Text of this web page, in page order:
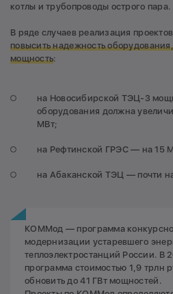
котлы и трубопроводы острого пара.
В ряде случаев реализация
повысить надежность
мощность:
на Новосибирской ТЭЦ-3
оборудования должна
МВт;
на Рефтинской ГРЭС — на 15
на Абаканской ТЭЦ — почти
КОММод — программа
модернизации устаревшего
теплоэлектростанций России. В
программа стоимостью 1,9 трлн
обновить до 41 ГВт мощностей.